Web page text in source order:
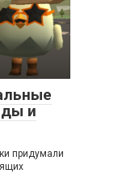
и
придумали